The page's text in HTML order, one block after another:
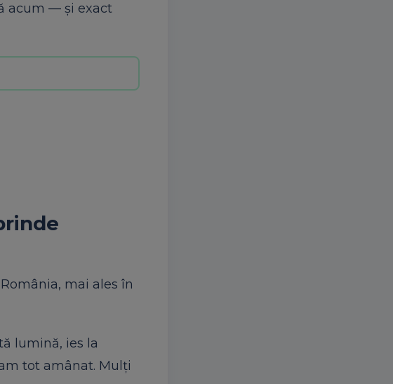
acum — și exact
mai ales în
lumină, ies la
tot amânat. Mulți